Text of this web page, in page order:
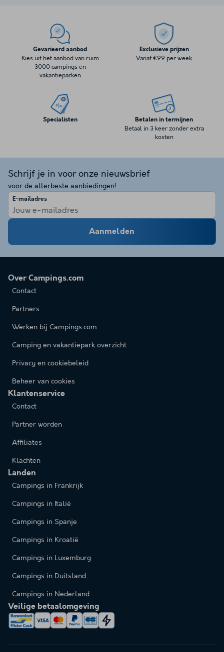
Gevarieerd aanbod
Kies uit het aanbod van ruim
3000 campings en
vakantieparken
Exclusieve prijzen
Vanaf €99 per week
Specialisten Betalen in termijnen
Betaal in 3 keer zonder extra
kosten
Schrijf je in voor onze nieuwsbrief
voor de allerbeste aanbiedingen!
E-mailadres
Aanmelden
Over Campings.com
Contact
Partners
Werken bij Campings.com
Camping en vakantiepark overzicht
Privacy en cookiebeleid
Beheer van cookies
Klantenservice
Contact
Partner worden
Affiliates
Klachten
Landen
Campings in Frankrijk
Campings in Italië
Campings in Spanje
Campings in Kroatië
Campings in Luxemburg
Campings in Duitsland
Campings in Nederland
Veilige betaalomgeving